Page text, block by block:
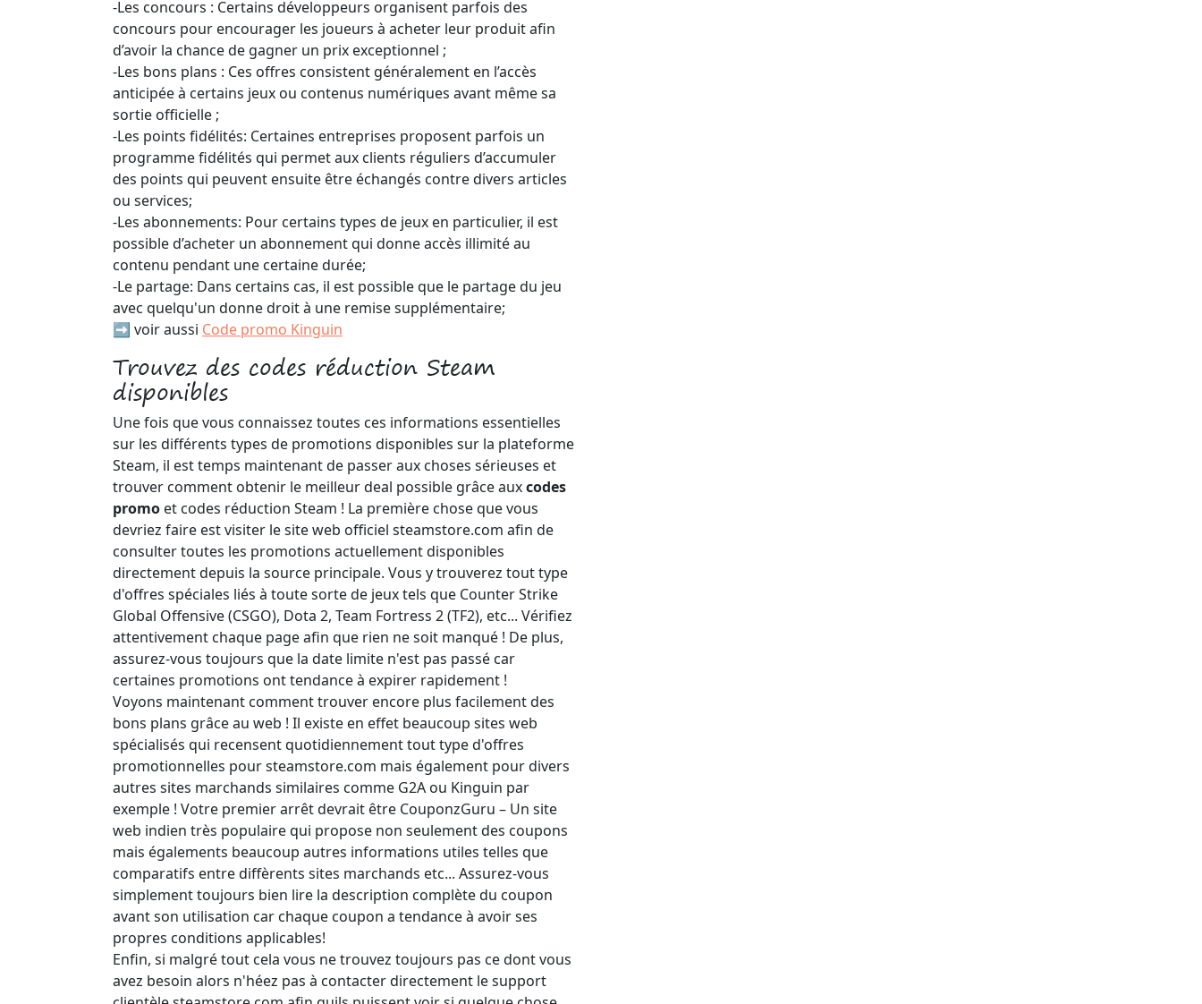
-Les concours : Certains développeurs organisent parfois des
concours pour encourager les joueurs à acheter leur produit afin
d’avoir la chance de gagner un prix exceptionnel ;
-Les bons plans : Ces offres consistent généralement en l’accès
anticipée à certains jeux ou contenus numériques avant même sa
sortie officielle ;
-Les points fidélités: Certaines entreprises proposent parfois un
programme fidélités qui permet aux clients réguliers d’accumuler
des points qui peuvent ensuite être échangés contre divers articles
ou services;
-Les abonnements: Pour certains types de jeux en particulier, il est
possible d’acheter un abonnement qui donne accès illimité au
contenu pendant une certaine durée;
-Le partage: Dans certains cas, il est possible que le partage du jeu
avec quelqu'un donne droit à une remise supplémentaire;
➡️ voir aussi Code promo Kinguin
Trouvez des codes réduction Steam
disponibles
Une fois que vous connaissez toutes ces informations essentielles
sur les différents types de promotions disponibles sur la plateforme
Steam, il est temps maintenant de passer aux choses sérieuses et
trouver comment obtenir le meilleur deal possible grâce auxcodes
promo et codes réduction Steam ! La première chose que vous
devriez faire est visiter le site web officiel steamstore.com afin de
consulter toutes les promotions actuellement disponibles
directement depuis la source principale. Vous y trouverez tout type
d'offres spéciales liés à toute sorte de jeux tels que Counter Strike
Global Offensive (CSGO), Dota 2, Team Fortress 2 (TF2), etc... Vérifiez
attentivement chaque page afin que rien ne soit manqué ! De plus,
assurez-vous toujours que la date limite n'est pas passé car
certaines promotions ont tendance à expirer rapidement !
Voyons maintenant comment trouver encore plus facilement des
bons plans grâce au web ! Il existe en effet beaucoup sites web
spécialisés qui recensent quotidiennement tout type d'offres
promotionnelles pour steamstore.com mais également pour divers
autres sites marchands similaires comme G2A ou Kinguin par
exemple ! Votre premier arrêt devrait être CouponzGuru – Un site
web indien très populaire qui propose non seulement des coupons
mais égalements beaucoup autres informations utiles telles que
comparatifs entre diffèrents sites marchands etc... Assurez-vous
simplement toujours bien lire la description complète du coupon
avant son utilisation car chaque coupon a tendance à avoir ses
propres conditions applicables!
Enfin, si malgré tout cela vous ne trouvez toujours pas ce dont vous
avez besoin alors n'héez pas à contacter directement le support